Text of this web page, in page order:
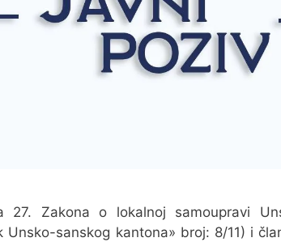
27. Zakona o lokalnoj samoupravi
Unsko-sanskog kantona» broj: 8/11) i